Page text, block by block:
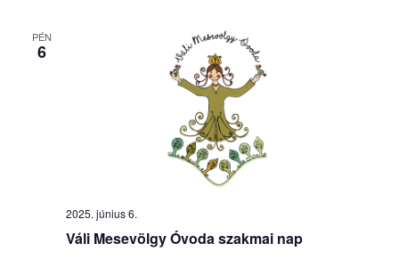
PÉN
6
Váli Mesevölgy Óvoda szakmai nap
2025. június 6.